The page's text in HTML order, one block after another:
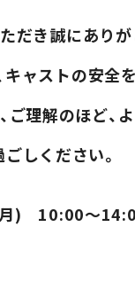
き誠にありが
ャストの安全
ご理解のほど、
しください。
月) 10:00～